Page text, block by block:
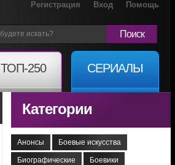
Регистрация Вход Помощь
Поиск
ТОП-250 СЕРИАЛЫ
Категории
Анонсы Боевые искусства
Биографические Боевики